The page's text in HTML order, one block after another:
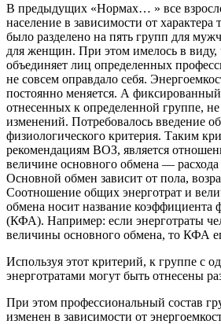
В предыдущих «Нормах… » все
население в зависимости от характера
было разделено на пять групп для
для женщин. При этом имелось в виду,
объединяет лиц определенных
не совсем оправдало себя.
постоянно меняется. А
отнесенных к определенной группе, не
изменений. Потребовалось введение
физиологического критерия. Таким
рекомендациям ВОЗ, является
величине основного обмена — расхода
Основной обмен зависит от пола,
Соотношение общих энерготрат и
обмена носит название коэффициента
(КФА). Например: если энерготраты
величины основного обмена, то КФА
Используя этот критерий, к группе с
энерготратами могут быть отнесены
При этом профессиональный состав
изменен в зависимости от